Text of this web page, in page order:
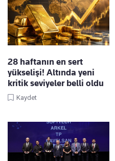
28 haftanın en sert
yükselişi! Altında yeni
kritik seviyeler belli oldu
Kaydet